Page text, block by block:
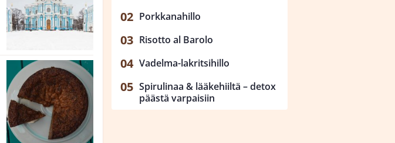
Porkkanahillo
Risotto al Barolo
Vadelma-lakritsihillo
Spirulinaa & lääkehiiltä – detox
päästä varpaisiin